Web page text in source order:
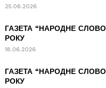
25.06.2026
ГАЗЕТА “НАРОДНЕ
РОКУ
18.06.2026
ГАЗЕТА “НАРОДНЕ
РОКУ